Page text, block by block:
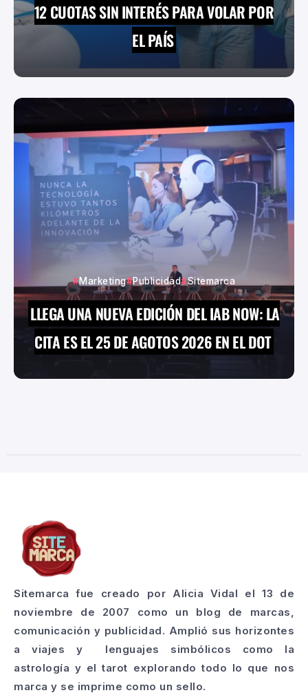
12 CUOTAS SIN INTERÉS PARA VOLAR POR
EL PAÍS
Marketing Publicidad Sitemarca
LLEGA UNA NUEVA EDICIÓN DEL IAB NOW: LA
CITA ES EL 25 DE AGOTOS 2026 EN EL DOT
Sitemarca fue creado por Alicia Vidal el 13 de
noviembre de 2007 como un blog de marcas,
comunicación y publicidad. Amplió sus horizontes
a viajes y lenguajes simbólicos como la
astrología y el tarot explorando todo lo que nos
marca y se imprime como un sello.